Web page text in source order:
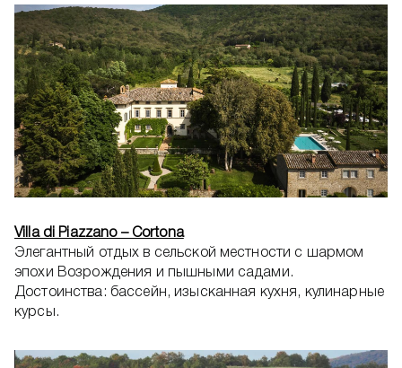
Villa di Piazzano – Cortona
Элегантный отдых в сельской местности с шармом
эпохи Возрождения и пышными садами.
Достоинства: бассейн, изысканная кухня, кулинарные
курсы.